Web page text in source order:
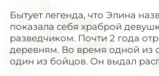
Бытует легенда, что Элина
показала себя храброй
разведчиком. Почти 2 года
деревням. Во время одной из
один из бойцов. Он выдал